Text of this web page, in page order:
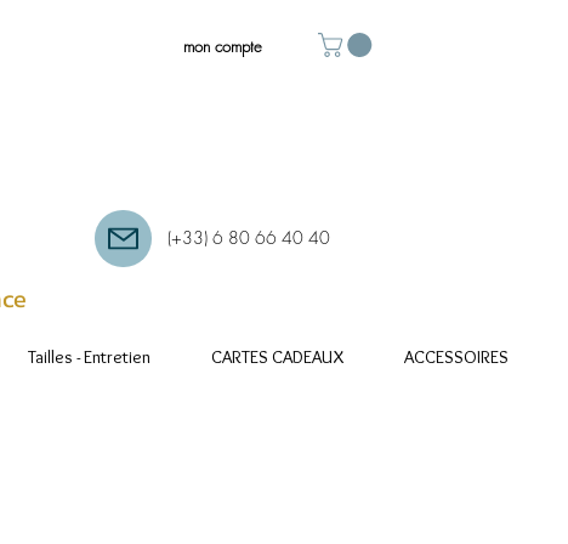
mon compte
(+33) 6 80 66 40 40
Tailles - Entretien CARTES CADEAUX ACCESSOIRES